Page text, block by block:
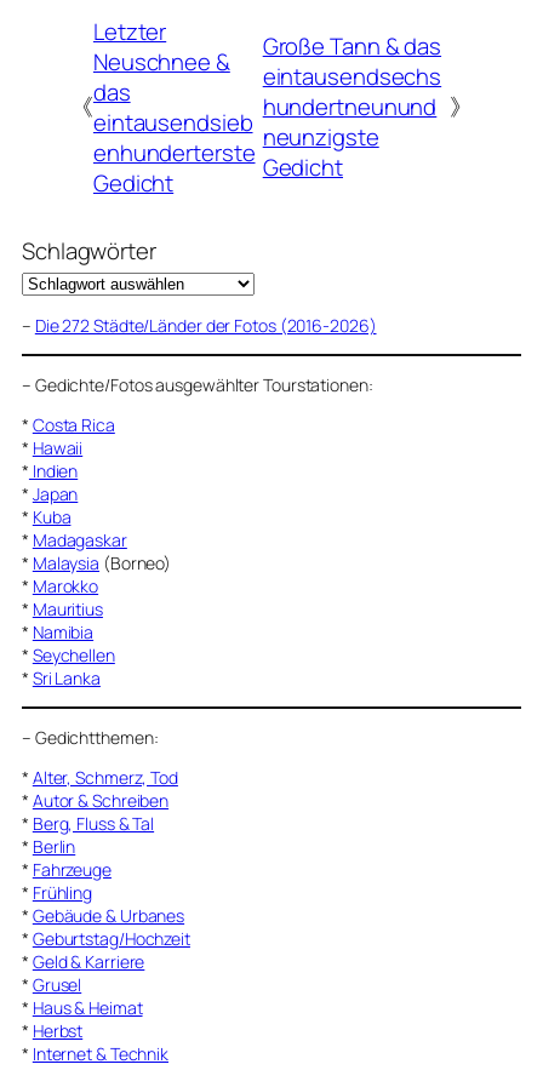
《
Letzter
Neuschnee &
das
eintausendsieb
enhunderterste
Gedicht
Große Tann & das
eintausendsechs
hundertneunund
neunzigste
Gedicht
》
Schlagwörter
– Die 272 Städte/Länder der Fotos (2016-2026)
– Gedichte/Fotos ausgewählter Tourstationen:
* Costa Rica
* Hawaii
* Indien
* Japan
* Kuba
* Madagaskar
* Malaysia (Borneo)
* Marokko
* Mauritius
* Namibia
* Seychellen
* Sri Lanka
– Gedichtthemen:
* Alter, Schmerz, Tod
* Autor & Schreiben
* Berg, Fluss & Tal
* Berlin
* Fahrzeuge
* Frühling
* Gebäude & Urbanes
* Geburtstag/Hochzeit
* Geld & Karriere
* Grusel
* Haus & Heimat
* Herbst
* Internet & Technik